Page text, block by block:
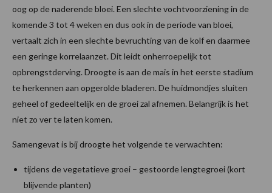
oog op de naderende bloei. Een slechte vochtvoorziening in de
komende 3 tot 4 weken en dus ook in de periode van bloei,
vertaalt zich in een slechte bevruchting van de kolf en daarmee
een geringe korrelaanzet. Dit leidt onherroepelijk tot
opbrengstderving. Droogte is aan de mais in het eerste stadium
te herkennen aan opgerolde bladeren. De huidmondjes sluiten
geheel of gedeeltelijk en de groei zal afnemen. Belangrijk is het
niet zo ver te laten komen.
Samengevat is bij droogte het volgende te verwachten:
tijdens de vegetatieve groei – gestoorde lengtegroei (kort
blijvende planten)